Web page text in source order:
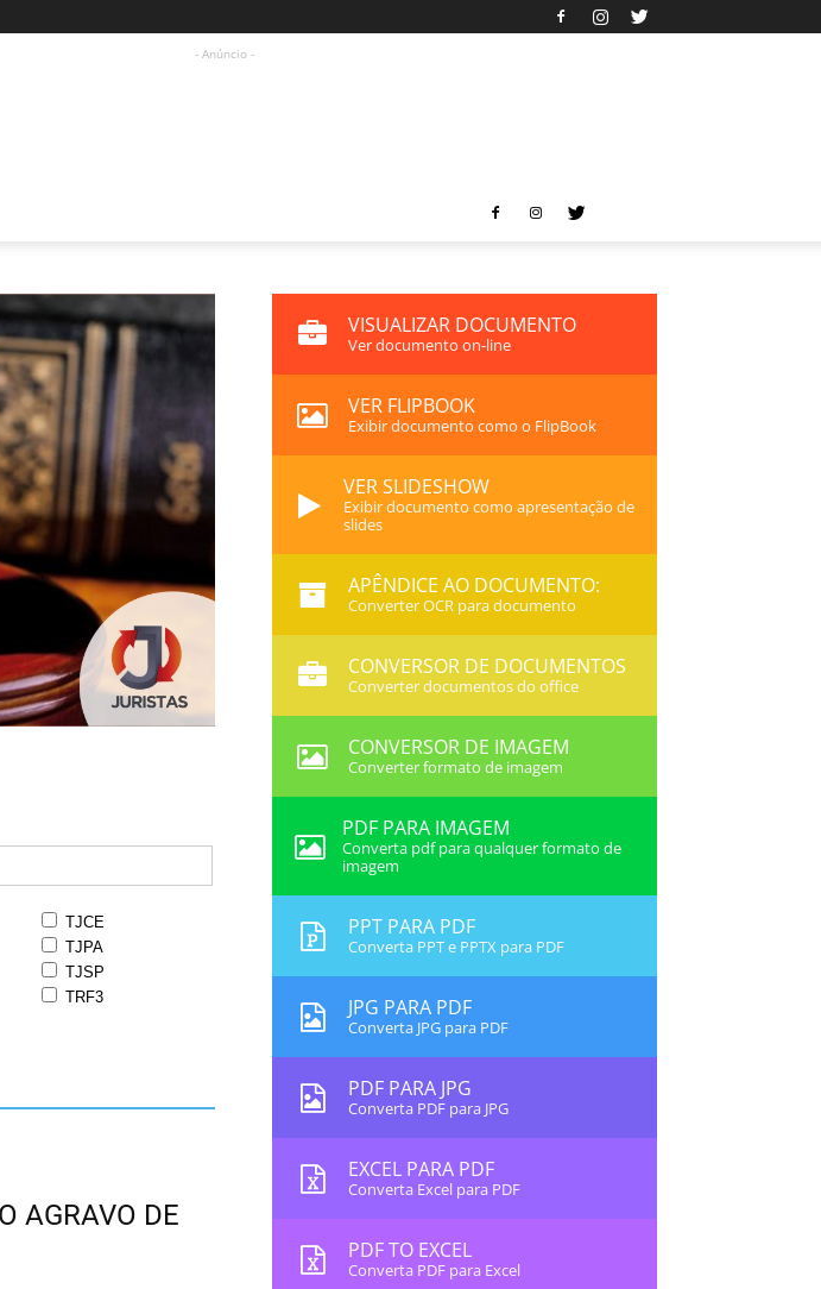
- Anúncio -
TJCE
TJPA
TJSP
TRF3
AGRAVO DE
VISUALIZAR DOCUMENTO
Ver documento on-line
VER FLIPBOOK
Exibir documento como o FlipBook
VER SLIDESHOW
Exibir documento como apresentação de
slides
APÊNDICE AO DOCUMENTO:
Converter OCR para documento
CONVERSOR DE DOCUMENTOS
Converter documentos do office
CONVERSOR DE IMAGEM
Converter formato de imagem
PDF PARA IMAGEM
Converta pdf para qualquer formato de
imagem
PPT PARA PDF
Converta PPT e PPTX para PDF
JPG PARA PDF
Converta JPG para PDF
PDF PARA JPG
Converta PDF para JPG
EXCEL PARA PDF
Converta Excel para PDF
PDF TO EXCEL
Converta PDF para Excel